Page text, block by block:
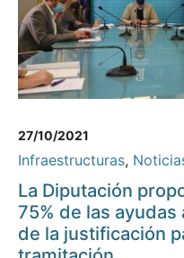
27/10/2021
Infraestructuras,
La Diputación
75% de las
de la justificación